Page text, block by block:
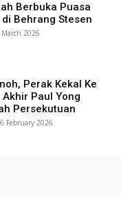
Berbuka Puasa
Behrang Stesen
March 2026
Perak Kekal Ke
Paul Yong
Persekutuan
6 February 2026